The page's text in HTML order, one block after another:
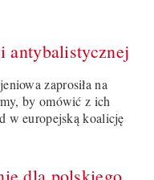
antybalistycznej
zaprosiła na
by omówić z ich
w europejską koalicję